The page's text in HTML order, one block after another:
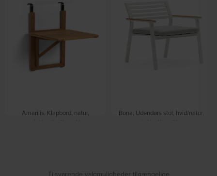
Amarilis, Klapbord, natur,
massivt træ by Kave Home
Bona, Udendørs stol, hvid/natur,
metal by Kave Home
Tilsvarende valgmuligheder tilgængelige